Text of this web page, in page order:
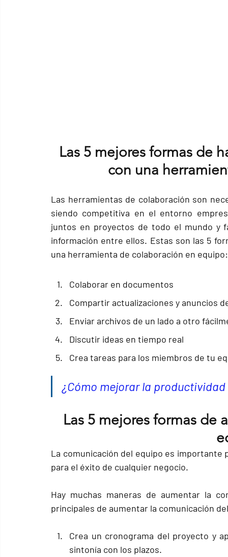
Las 5 mejores formas de
con una
Las herramientas de colaboración son
siendo competitiva en el entorno
juntos en proyectos de todo el mundo y
información entre ellos. Estas son las 5
una herramienta de colaboración en equipo:
Colaborar en documentos
Compartir actualizaciones y anuncios
Enviar archivos de un lado a otro
Discutir ideas en tiempo real
Crea tareas para los miembros de tu
¿Cómo mejorar la
Las 5 mejores formas
La comunicación del equipo es importante
para el éxito de cualquier negocio.
Hay muchas maneras de aumentar la
principales de aumentar la comunicación
Crea un cronograma del proyecto y
sintonía con los plazos.